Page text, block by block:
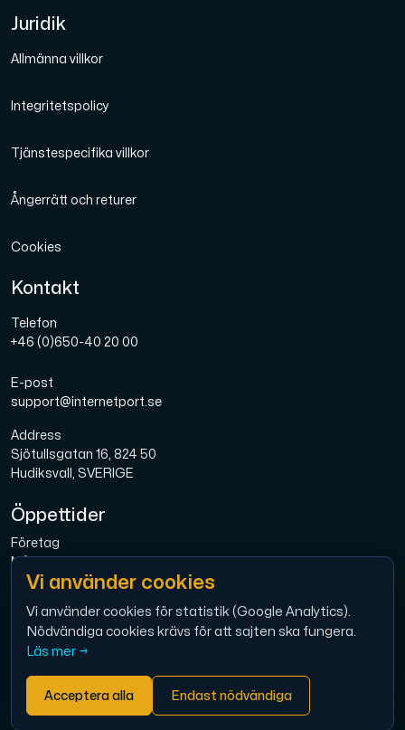
Juridik
Allmänna villkor
Integritetspolicy
Tjänstespecifika villkor
Ångerrätt och returer
Cookies
Kontakt
Telefon
+46 (0)650-40 20 00
E-post
support@internetport.se
Address
Sjötullsgatan 16, 824 50
Hudiksvall, SVERIGE
Öppettider
Företag
Mån-Fre: 08.00-16.00
Bredband
Mån-Fre: 08.00-16.00
Ekonomi
Mån-Tor: 9.00 – 12.00
Vi använder cookies
Vi använder cookies för statistik (Google Analytics).
Nödvändiga cookies krävs för att sajten ska fungera.
Läs mer →
Acceptera alla Endast nödvändiga